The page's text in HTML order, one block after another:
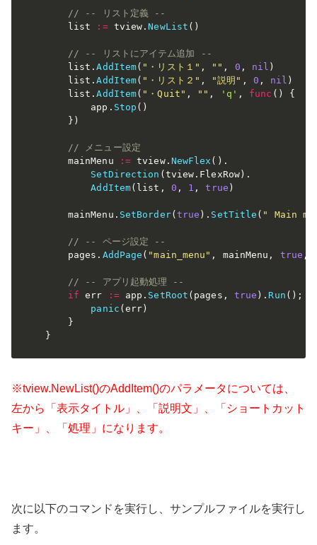
// -- リスト定義 --
    list
:= tview .NewList ( )
// -- リストにアイテム追加 --
    list
.AddItem( "・リスト１" , "" , 0 , nil )
    list
.AddItem( "・リスト２" , "説明" , 0 , nil )
    list
.AddItem( "・Quit" , "" , 'q' , func ( )
{
        app
. Stop ( )
} )
// メニュー設定
    mainMenu
:= tview. NewFlex ( ) .
SetDirection ( tview . FlexRow) .
AddItem( list , 0 , 1 , true )
    mainMenu
. SetBorder( true ) . SetTitle ( " Main
// -- ページ設定 --
    pages
. AddPage ( "main_menu" , mainMenu , true ,
// -- アプリ起動処理 --
if err := app . SetRoot ( pages , true ) . Run ( ) ;
panic ( err )
}
}
※tview.NewList()のAddItem()のパラメータについては、
左から「表示タイトル」、「説明文」、「ショートカット
キー」、「処理」になります。
次に以下のコマンドを実行し、サンプルファイルを実行し
ます。